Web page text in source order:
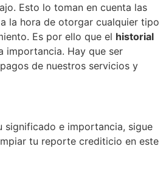
Esto lo toman en cuenta las
la hora de otorgar cualquier tipo
Es por ello que el historial
importancia. Hay que ser
de nuestros servicios y
significado e importancia, sigue
tu reporte crediticio en este